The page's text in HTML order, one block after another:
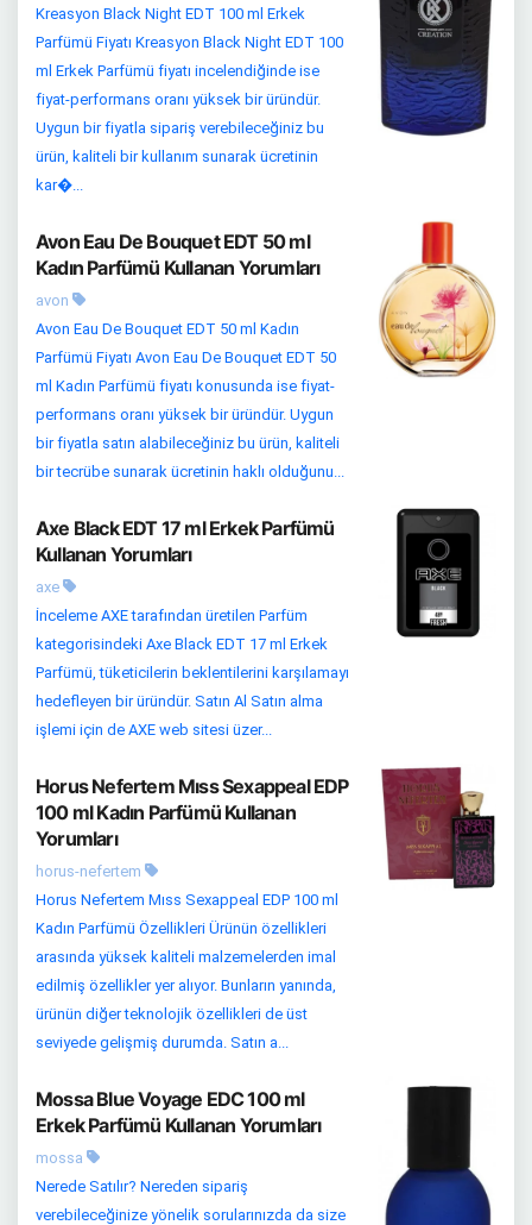
Kreasyon Black Night EDT 100 ml Erkek
Parfümü Fiyatı Kreasyon Black Night EDT 100
ml Erkek Parfümü fiyatı incelendiğinde ise
fiyat-performans oranı yüksek bir üründür.
Uygun bir fiyatla sipariş verebileceğiniz bu
ürün, kaliteli bir kullanım sunarak ücretinin
kar�...
Avon Eau De Bouquet EDT 50 ml
Kadın Parfümü Kullanan Yorumları
avon
Avon Eau De Bouquet EDT 50 ml Kadın
Parfümü Fiyatı Avon Eau De Bouquet EDT 50
ml Kadın Parfümü fiyatı konusunda ise fiyat-
performans oranı yüksek bir üründür. Uygun
bir fiyatla satın alabileceğiniz bu ürün, kaliteli
bir tecrübe sunarak ücretinin haklı olduğunu...
Axe Black EDT 17 ml Erkek Parfümü
Kullanan Yorumları
axe
İnceleme AXE tarafından üretilen Parfüm
kategorisindeki Axe Black EDT 17 ml Erkek
Parfümü, tüketicilerin beklentilerini karşılamayı
hedefleyen bir üründür. Satın Al Satın alma
işlemi için de AXE web sitesi üzer...
Horus Nefertem Mıss Sexappeal EDP
100 ml Kadın Parfümü Kullanan
Yorumları
horus-nefertem
Horus Nefertem Mıss Sexappeal EDP 100 ml
Kadın Parfümü Özellikleri Ürünün özellikleri
arasında yüksek kaliteli malzemelerden imal
edilmiş özellikler yer alıyor. Bunların yanında,
ürünün diğer teknolojik özellikleri de üst
seviyede gelişmiş durumda. Satın a...
Mossa Blue Voyage EDC 100 ml
Erkek Parfümü Kullanan Yorumları
mossa
Nerede Satılır? Nereden sipariş
verebileceğinize yönelik sorularınızda da size